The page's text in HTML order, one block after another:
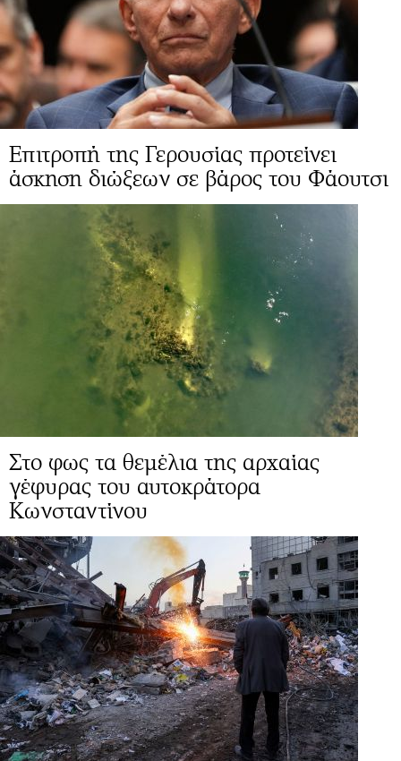
Επιτροπή της Γερουσίας προτείνει
άσκηση διώξεων σε βάρος του Φάουτσι
Στο φως τα θεμέλια της αρχαίας
γέφυρας του αυτοκράτορα
Κωνσταντίνου